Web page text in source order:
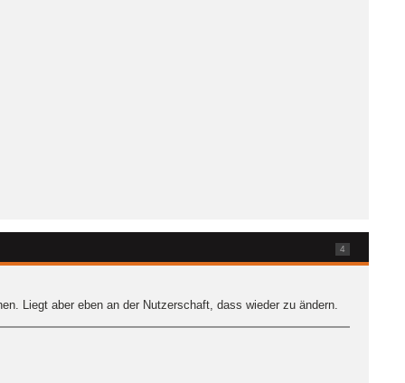
4
Liegt aber eben an der Nutzerschaft, dass wieder zu ändern.